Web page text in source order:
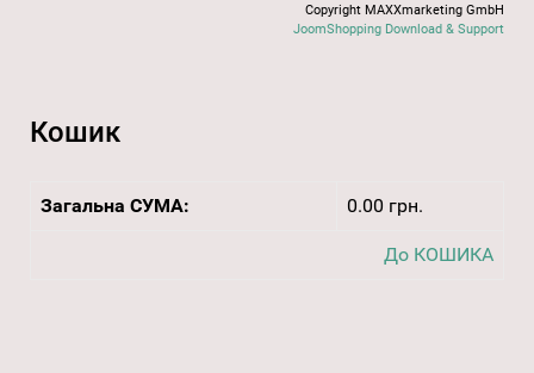
Copyright MAXXmarketing GmbH
JoomShopping Download & Support
Кошик
Загальна СУМА: 0.00 грн.
До КОШИКА